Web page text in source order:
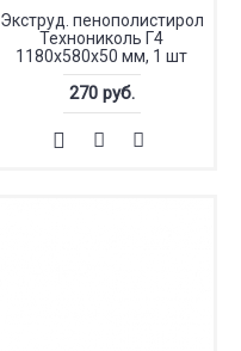
Экструд. пенополистирол
Технониколь Г4
1180х580х50 мм, 1 шт
270 руб.